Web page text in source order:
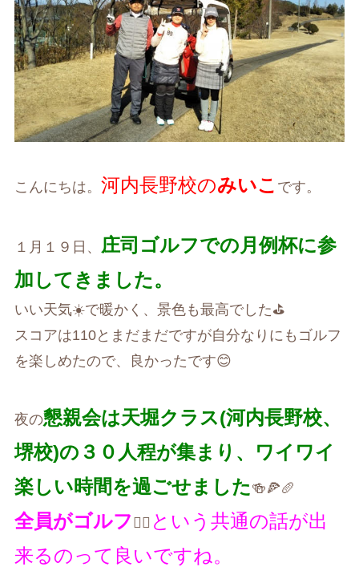
こんにちは。 河内長野校のみいこ です。
１月１９日、 庄司ゴルフでの月例杯に参
加してきました。
いい天気☀️で暖かく、景色も最高でした⛳️
スコアは110とまだまだですが自分なりにもゴルフ
を楽しめたので、良かったです😊
夜の懇親会は天堀クラス(河内長野校、
堺校)の３０人程が集まり、ワイワイ
楽しい時間を過ごせました 🍻🍕🥖
全員がゴルフ 🏌️‍♀️ という共通の話が出
来るのって良いですね。